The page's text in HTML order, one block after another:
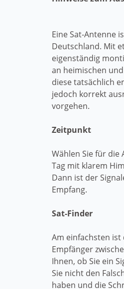
Eine Sat-Antenne
Deutschland. Mit
eigenständig
an heimischen
diese tatsächlich
jedoch korrekt
vorgehen.
Zeitpunkt
Wählen Sie für
Tag mit klarem
Dann ist der
Empfang.
Sat-Finder
Am einfachsten ist
Empfänger
Ihnen, ob Sie ein
Sie nicht den
haben und die